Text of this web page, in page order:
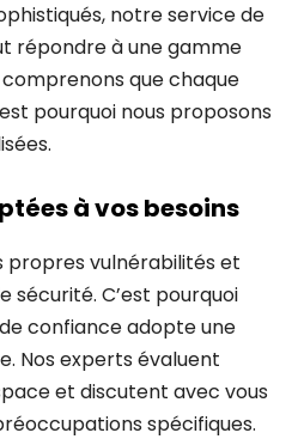
notre service de
répondre à une gamme
que chaque
pourquoi nous proposons
à vos besoins
propres vulnérabilités et
sécurité. C’est pourquoi
confiance adopte une
Nos experts évaluent
et discutent avec vous
spécifiques.